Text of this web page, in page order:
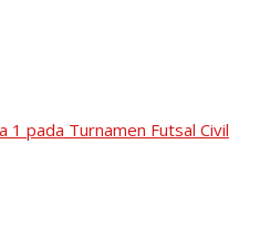
1 pada Turnamen Futsal Civil